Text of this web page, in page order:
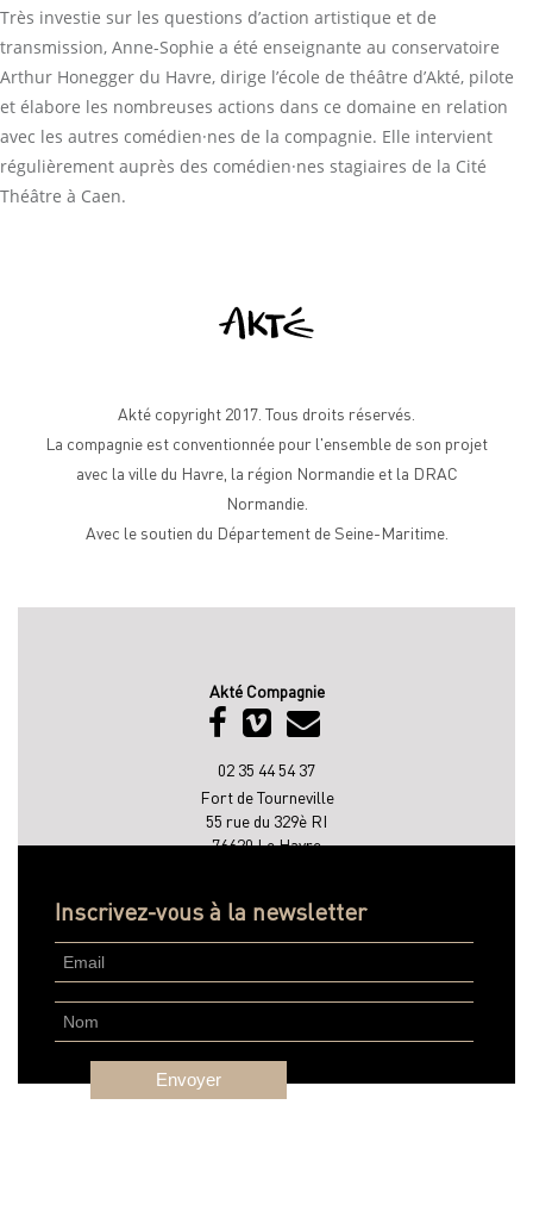
Très investie sur les questions d’action artistique et de
transmission, Anne-Sophie a été enseignante au conservatoire
Arthur Honegger du Havre, dirige l’école de théâtre d’Akté, pilote
et élabore les nombreuses actions dans ce domaine en relation
avec les autres comédien·nes de la compagnie. Elle intervient
régulièrement auprès des comédien·nes stagiaires de la Cité
Théâtre à Caen.
Akté copyright 2017. Tous droits réservés.
La compagnie est conventionnée pour l'ensemble de son projet
avec la ville du Havre, la région Normandie et la DRAC
Normandie.
Avec le soutien du Département de Seine-Maritime.
Akté Compagnie
02 35 44 54 37
Fort de Tourneville
55 rue du 329è RI
76620 Le Havre
Inscrivez-vous à la newsletter